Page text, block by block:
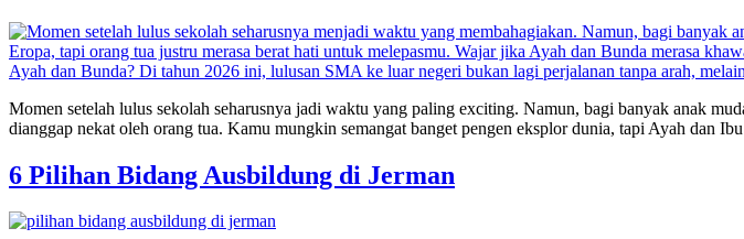
Momen setelah lulus sekolah seharusnya jadi waktu yang paling exciting. Namun, bagi banyak anak
dianggap nekat oleh orang tua. Kamu mungkin semangat banget pengen eksplor dunia, tapi Ayah dan
6 Pilihan Bidang Ausbildung di Jerman